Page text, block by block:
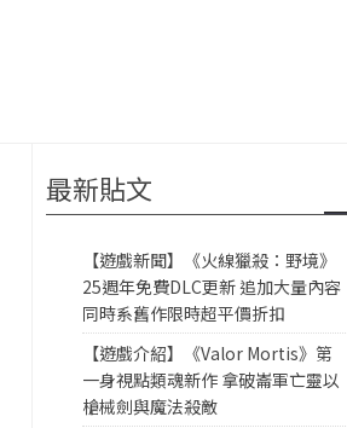
最新貼文
【遊戲新聞】《火線獵殺：野境》
25週年免費DLC更新 追加大量內容
同時系舊作限時超平價折扣
【遊戲介紹】《Valor Mortis》第
一身視點類魂新作 拿破崙軍亡靈以
槍械劍與魔法殺敵